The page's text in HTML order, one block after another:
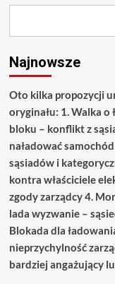
Najnowsze
Oto kilka propozycji
oryginału: 1. Walka
bloku – konflikt z
naładować
sąsiadów i
kontra właściciele
zgody zarządcy 4.
lada wyzwanie –
Blokada dla
nieprzychylność
bardziej angażujący